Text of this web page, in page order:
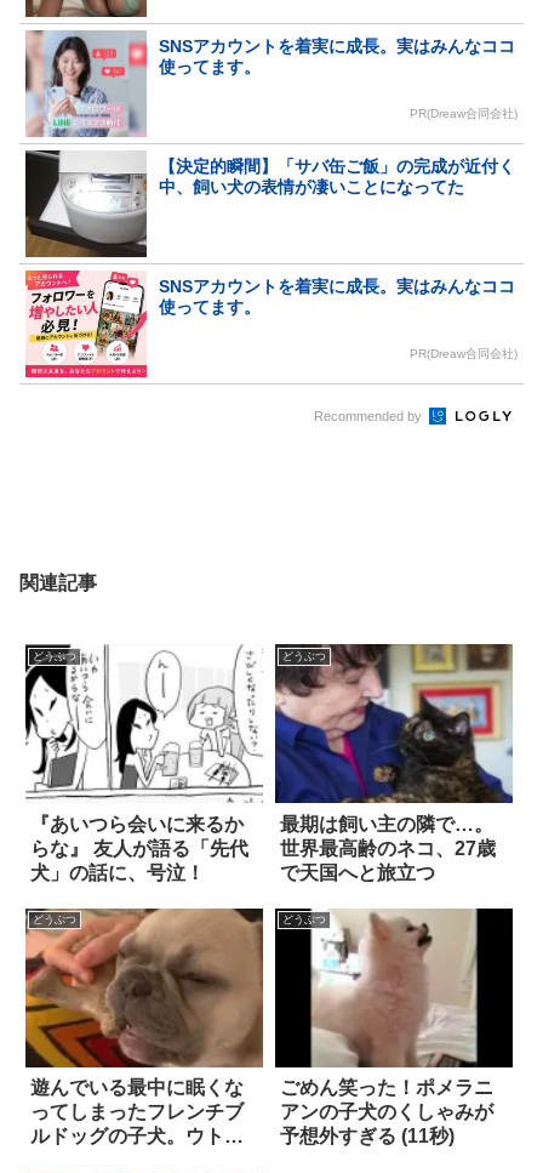
SNSアカウントを着実に成長。実はみんなココ
使ってます。
PR(Dreaw合同会社)
【決定的瞬間】「サバ缶ご飯」の完成が近付く
中、飼い犬の表情が凄いことになってた
SNSアカウントを着実に成長。実はみんなココ
使ってます。
PR(Dreaw合同会社)
Recommended by
関連記事
どうぶつ
『あいつら会いに来るか
らな』 友人が語る「先代
犬」の話に、号泣！
どうぶつ
最期は飼い主の隣で…。
世界最高齢のネコ、27歳
で天国へと旅立つ
どうぶつ
遊んでいる最中に眠くな
ってしまったフレンチブ
ルドッグの子犬。ウトウ
どうぶつ
ごめん笑った！ポメラニ
アンの子犬のくしゃみが
予想外すぎる (11秒)